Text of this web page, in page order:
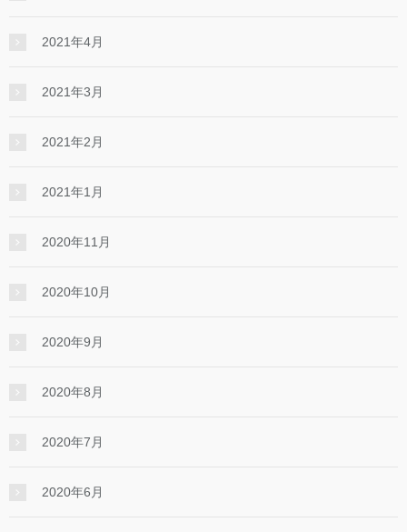
2021年4月
2021年3月
2021年2月
2021年1月
2020年11月
2020年10月
2020年9月
2020年8月
2020年7月
2020年6月